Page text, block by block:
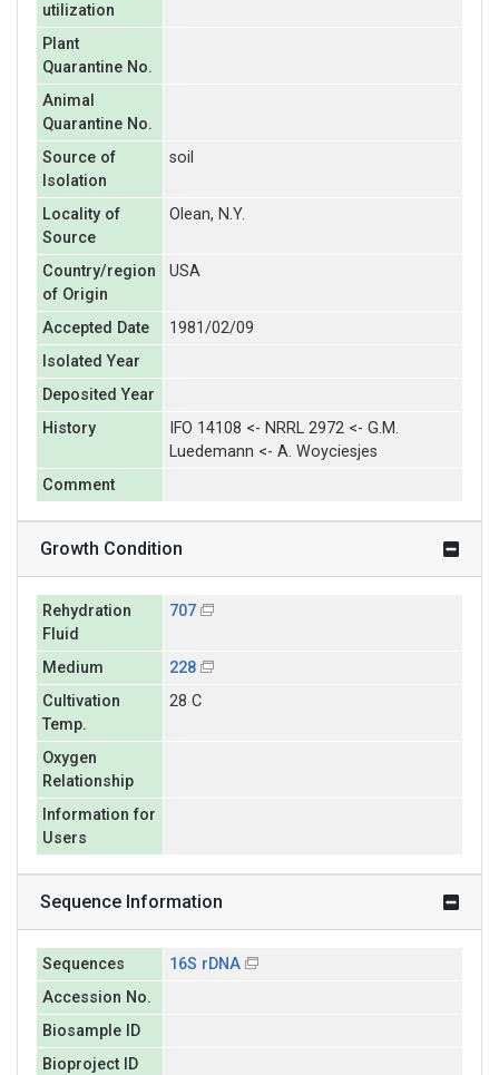
utilization
Plant
Quarantine No.
Animal
Quarantine No.
Source of
Isolation
soil
Locality of
Source
Olean, N.Y.
Country/region
of Origin
USA
Accepted Date
1981/02/09
Isolated Year
Deposited Year
History
IFO 14108 <- NRRL 2972 <- G.M.
Luedemann <- A. Woyciesjes
Comment
Growth Condition
Rehydration
Fluid
707
Medium
228
Cultivation
Temp.
28 C
Oxygen
Relationship
Information for
Users
Sequence Information
Sequences
16S rDNA
Accession No.
Biosample ID
Bioproject ID